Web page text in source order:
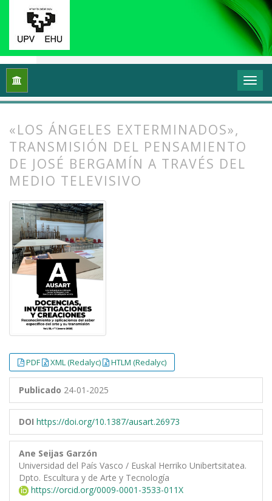
Inicio Vol. 13 Núm. 1 (2025): Docencias,
«LOS ÁNGELES EXTERMINADOS»,
TRANSMISIÓN DEL PENSAMIENTO
DE JOSÉ BERGAMÍN A TRAVÉS DEL
MEDIO TELEVISIVO
PDF XML (Redalyc) HTLM (Redalyc)
Publicado 24-01-2025
DOI https://doi.org/10.1387/ausart.26973
Ane Seijas Garzón
Universidad del País Vasco / Euskal Herriko Unibertsitatea.
Dpto. Escultura y de Arte y Tecnología
https://orcid.org/0009-0001-3533-011X